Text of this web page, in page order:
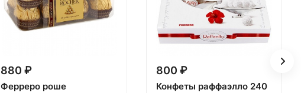
880 ₽
Ферреро роше
800 ₽
Конфеты раффаэлло 240